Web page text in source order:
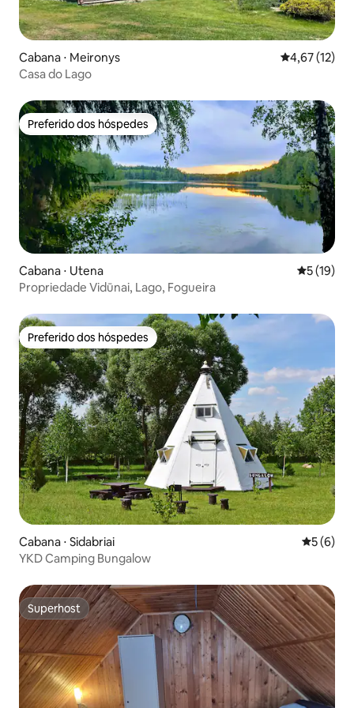
Cabana ⋅ Meironys 4,67 de uma
4,67 (12)
Casa do Lago
Preferido dos hóspedes
Preferido dos hóspedes
Cabana ⋅ Utena 5 de uma
5 (19)
Propriedade Vidūnai, Lago, Fogueira
Preferido dos hóspedes
Preferido dos hóspedes
Cabana ⋅ Sidabriai 5 de
5 (6)
YKD Camping Bungalow
Superhost
Superhost